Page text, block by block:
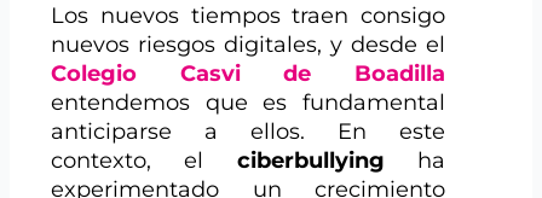
Los nuevos tiempos traen consigo
nuevos riesgos digitales, y desde el
Colegio Casvi de Boadilla
entendemos que es fundamental
anticiparse a ellos. En este
contexto, el ciberbullying ha
experimentado un crecimiento